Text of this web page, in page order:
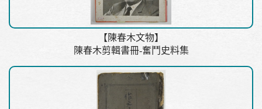
【陳春木文物】
陳春木剪輯書冊-奮鬥史料集